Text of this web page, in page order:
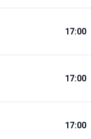
17:00
17:00
17:00